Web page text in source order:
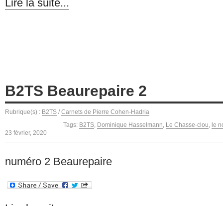
Lire la suite...
B2TS Beaurepaire 2
Rubrique(s) : B2TS / Carnets de Pierre Cohen-Hadria
Tags: B2TS Dominique Hasselmann Le Chasse-clou le
23 février, 2020
numéro 2 Beaurepaire